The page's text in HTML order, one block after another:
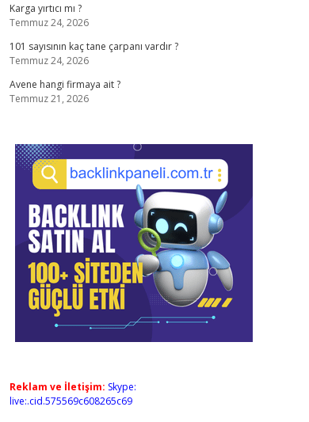
Karga yırtıcı mı ?
Temmuz 24, 2026
101 sayısının kaç tane çarpanı vardır ?
Temmuz 24, 2026
Avene hangi firmaya ait ?
Temmuz 21, 2026
Reklam ve İletişim: Skype:
live:.cid.575569c608265c69